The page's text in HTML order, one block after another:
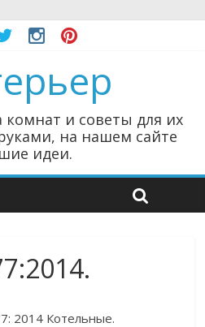
и советы для их
на нашем сайте
идеи.
2014 Котельные.